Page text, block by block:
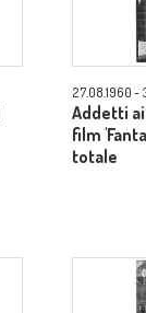
27.08.1960 -
Addetti
film
totale